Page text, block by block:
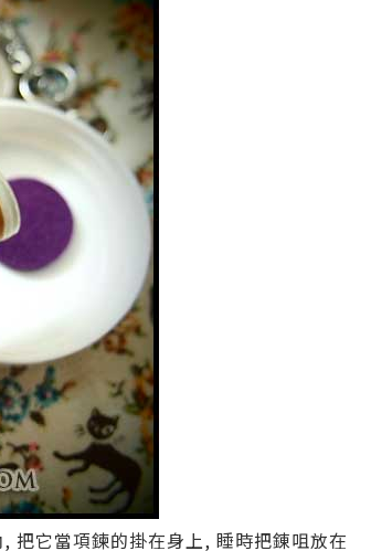
它當項鍊的掛在身上, 睡時把錬咀放在